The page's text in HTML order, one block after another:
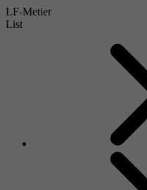
LF-Metier
List